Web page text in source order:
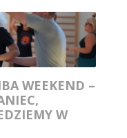
WEEKEND –
W